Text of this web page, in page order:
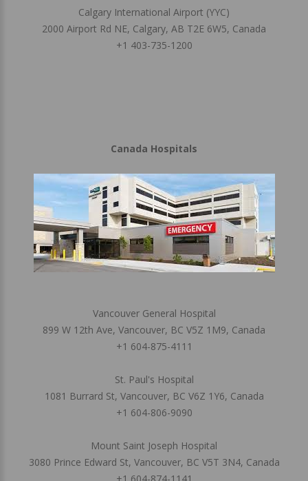
Calgary International Airport (YYC)
2000 Airport Rd NE, Calgary, AB T2E 6W5, Canada
+1 403-735-1200
Canada Hospitals
Vancouver General Hospital
899 W 12th Ave, Vancouver, BC V5Z 1M9, Canada
+1 604-875-4111
St. Paul's Hospital
1081 Burrard St, Vancouver, BC V6Z 1Y6, Canada
+1 604-806-9090
Mount Saint Joseph Hospital
3080 Prince Edward St, Vancouver, BC V5T 3N4, Canada